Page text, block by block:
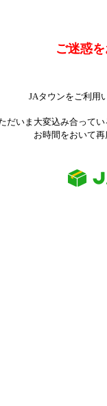
ご迷惑
JAタウンをご利用
だいま大変込み合って
お時間をおいて